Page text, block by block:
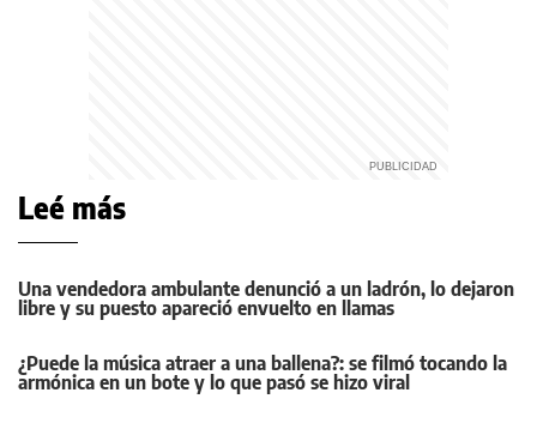
Leé más
Una vendedora ambulante denunció a un ladrón, lo dejaron
libre y su puesto apareció envuelto en llamas
¿Puede la música atraer a una ballena?: se filmó tocando la
armónica en un bote y lo que pasó se hizo viral